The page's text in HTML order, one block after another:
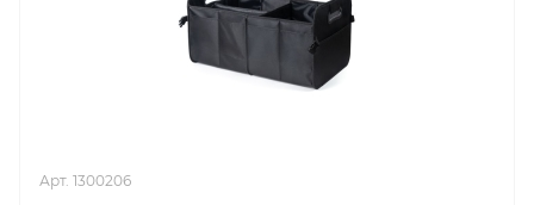
Арт. 1300206